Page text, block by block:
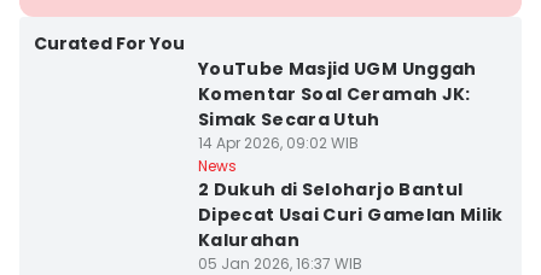
Curated For You
YouTube Masjid UGM Unggah
Komentar Soal Ceramah JK:
Simak Secara Utuh
14 Apr 2026, 09:02 WIB
News
2 Dukuh di Seloharjo Bantul
Dipecat Usai Curi Gamelan Milik
Kalurahan
05 Jan 2026, 16:37 WIB